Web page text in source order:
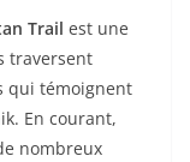
Trail est une
traversent
qui témoignent
En courant,
nombreux